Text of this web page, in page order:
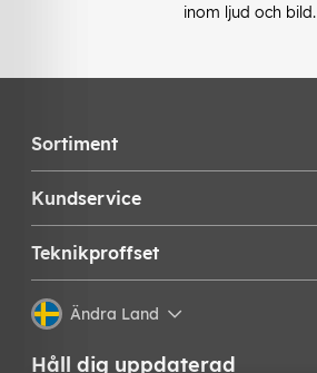
inom ljud och bild.
Sortiment
Kundservice
Teknikproffset
Ändra Land
Håll dig uppdaterad